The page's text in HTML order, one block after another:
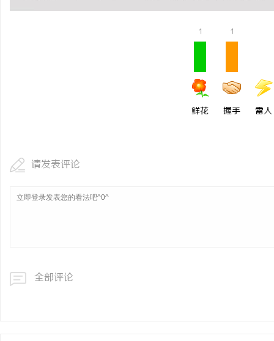
1
鲜花
1
握手 雷人
请发表评论
全部评论